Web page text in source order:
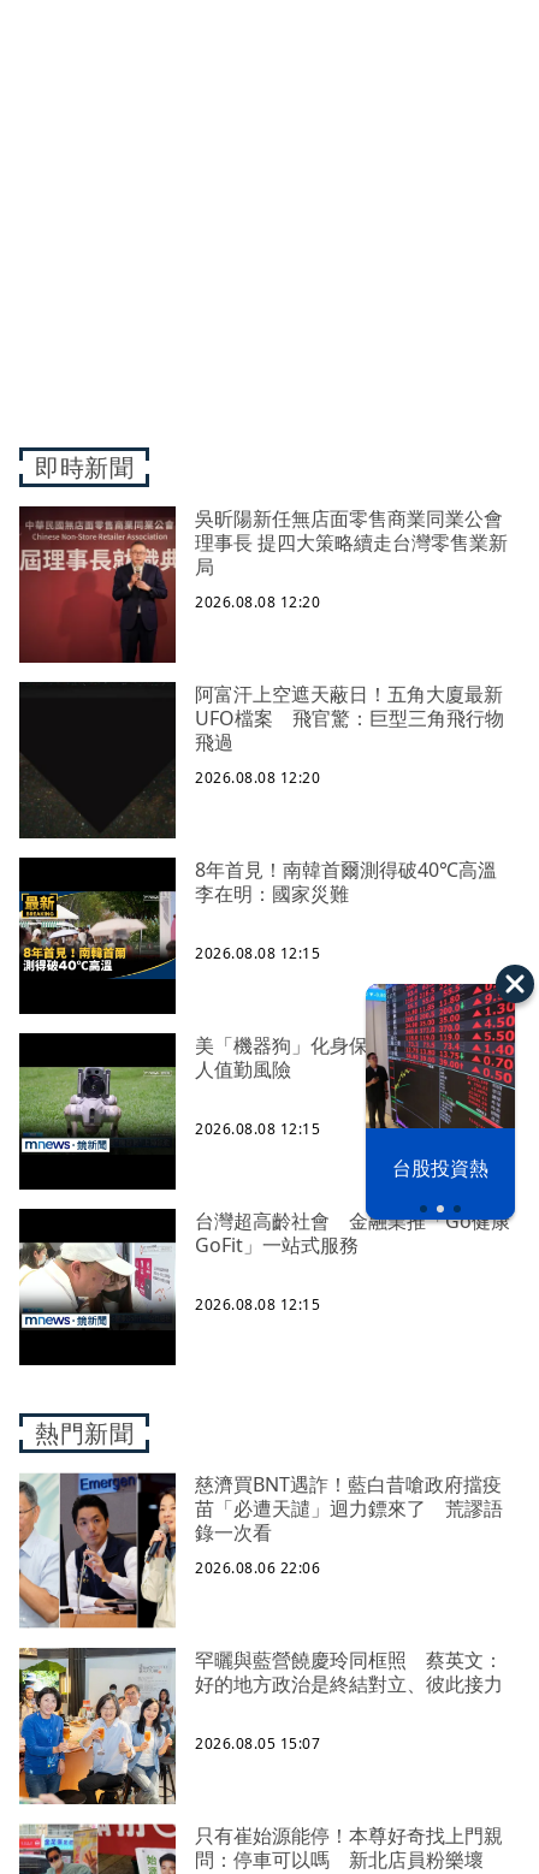
台股投資熱
即時新聞
吳昕陽新任無店面零售商業同業公會
理事長 提四大策略續走台灣零售業新
局
2026.08.08 12:20
阿富汗上空遮天蔽日！五角大廈最新
UFO檔案 飛官驚：巨型三角飛行物
飛過
2026.08.08 12:20
8年首見！南韓首爾測得破40℃高溫
李在明：國家災難
2026.08.08 12:15
美「機器狗」化身保全巡邏 降低真
人值勤風險
2026.08.08 12:15
台灣超高齡社會 金融業推「Go健康
GoFit」一站式服務
2026.08.08 12:15
熱門新聞
慈濟買BNT遇詐！藍白昔嗆政府擋疫
苗「必遭天譴」迴力鏢來了 荒謬語
錄一次看
2026.08.06 22:06
罕曬與藍營饒慶玲同框照 蔡英文：
好的地方政治是終結對立、彼此接力
2026.08.05 15:07
只有崔始源能停！本尊好奇找上門親
問：停車可以嗎 新北店員粉樂壞